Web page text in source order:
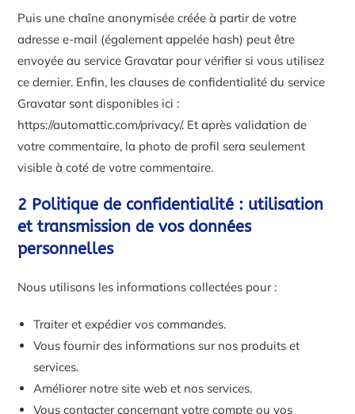
Puis une chaîne anonymisée créée à partir de votre
adresse e-mail (également appelée hash) peut être
envoyée au service Gravatar pour vérifier si vous utilisez
ce dernier. Enfin, les clauses de confidentialité du service
Gravatar sont disponibles ici :
https://automattic.com/privacy/. Et après validation de
votre commentaire, la photo de profil sera seulement
visible à coté de votre commentaire.
2 Politique de confidentialité : utilisation
et transmission de vos données
personnelles
Nous utilisons les informations collectées pour :
Traiter et expédier vos commandes.
Vous fournir des informations sur nos produits et
services.
Améliorer notre site web et nos services.
Vous contacter concernant votre compte ou vos